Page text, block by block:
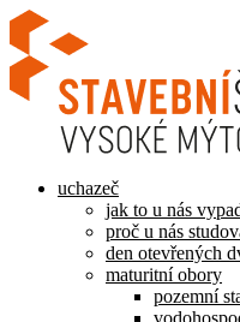
Přejít
k
obsahu
uchazeč
jak to u nás
proč u nás
den otevřených
maturitní obory
pozemní